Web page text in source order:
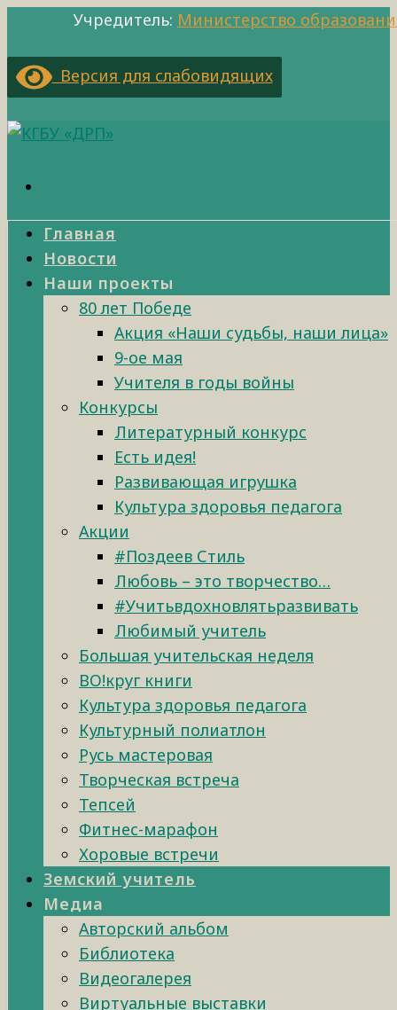
Учредитель: Министерство
Версия для слабовидящих
Главная
Новости
Наши проекты
80 лет Победе
Акция «Наши судьбы, наши лица»
9-ое мая
Учителя в годы войны
Конкурсы
Литературный конкурс
Есть идея!
Развивающая игрушка
Культура здоровья педагога
Акции
#Поздеев Стиль
Любовь – это творчество…
#Учитьвдохновлятьразвивать
Любимый учитель
Большая учительская неделя
ВО!круг книги
Культура здоровья педагога
Культурный полиатлон
Русь мастеровая
Творческая встреча
Тепсей
Фитнес-марафон
Хоровые встречи
Земский учитель
Медиа
Авторский альбом
Библиотека
Видеогалерея
Виртуальные выставки